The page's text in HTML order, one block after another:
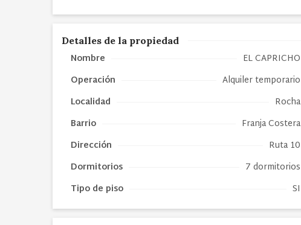
Detalles de la propiedad
Nombre
EL CAPRICHO
Operación
Alquiler temporario
Localidad
Rocha
Barrio
Franja Costera
Dirección
Ruta 10
Dormitorios
7 dormitorios
Tipo de piso
SI